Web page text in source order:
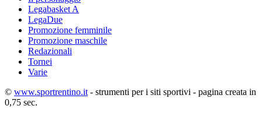
Legabasket A
LegaDue
Promozione femminile
Promozione maschile
Redazionali
Tornei
Varie
© www.sportrentino.it - strumenti per i siti sportivi - pagina creata in
0,75 sec.